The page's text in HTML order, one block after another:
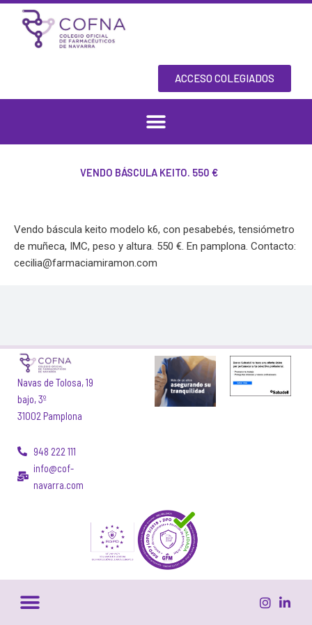
Skip
content
ACCESO COLEGIADOS
VENDO BÁSCULA KEITO. 550 €
Vendo báscula keito modelo k6, con pesabebés, tensiómetro
de muñeca, IMC, peso y altura. 550 €. En pamplona. Contacto:
cecilia@farmaciamiramon.com
Navas de Tolosa, 19
bajo, 3º
31002 Pamplona
948 222 111
info@cof-
navarra.com